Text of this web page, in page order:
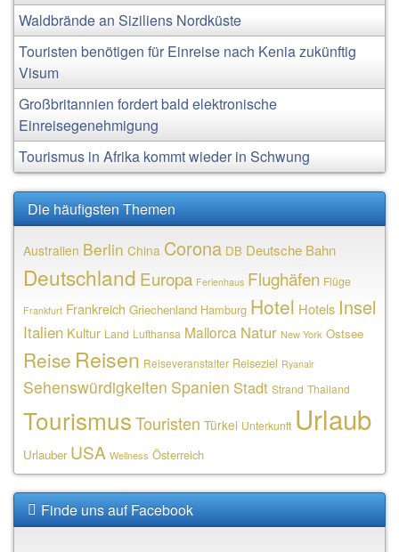
Waldbrände an Siziliens Nordküste
Touristen benötigen für Einreise nach Kenia zukünftig
Visum
Großbritannien fordert bald elektronische
Einreisegenehmigung
Tourismus in Afrika kommt wieder in Schwung
Die häufigsten Themen
Australien Berlin China Corona DB Deutsche Bahn
Deutschland Europa Ferienhaus Flughäfen Flüge
Frankfurt Frankreich Griechenland Hamburg Hotel Hotels Insel
Italien Kultur Land Lufthansa Mallorca Natur New York Ostsee
Reise Reisen Reiseveranstalter Reiseziel Ryanair
Sehenswürdigkeiten Spanien Stadt Strand Thailand
TourismusTouristen Türkei Unterkunft Urlaub
Urlauber USA Wellness Österreich
Finde uns auf Facebook